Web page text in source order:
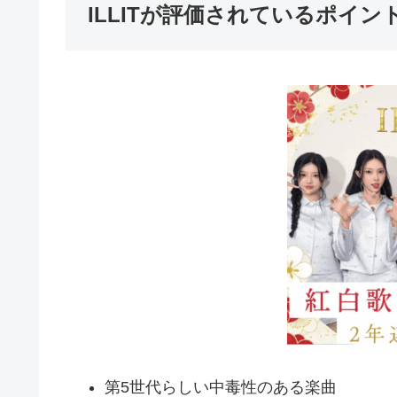
ILLITが評価されているポイン
第5世代らしい中毒性のある楽曲